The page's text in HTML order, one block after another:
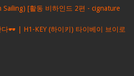
Sailing) [활동 비하인드 2편 - cignature
다🕶️ | H1-KEY (하이키) 타이베이 브이로